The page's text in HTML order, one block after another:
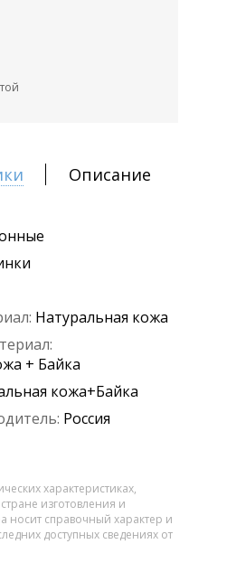
Описание
Натуральная кожа
+ Байка
кожа+Байка
Россия
характеристиках,
изготовления и
носит справочный характер и
доступных сведениях от